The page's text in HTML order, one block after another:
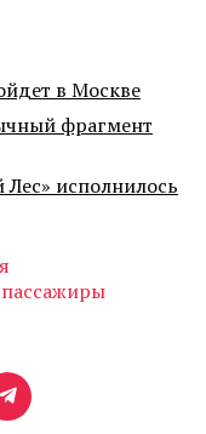
в Москве
фрагмент
исполнилось
пассажиры